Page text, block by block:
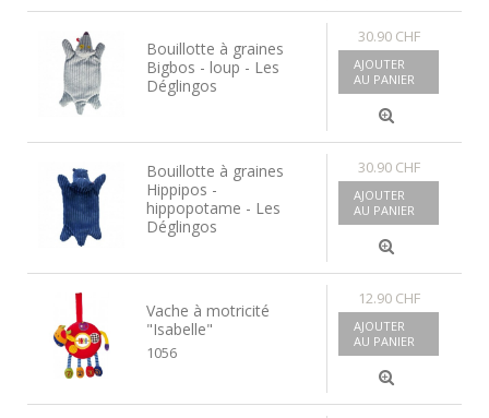
Bouillotte à graines
Bigbos - loup - Les
Déglingos
30.90 CHF
AJOUTER
AU PANIER
Bouillotte à graines
Hippipos -
hippopotame - Les
Déglingos
30.90 CHF
AJOUTER
AU PANIER
Vache à motricité
"Isabelle"
1056
12.90 CHF
AJOUTER
AU PANIER